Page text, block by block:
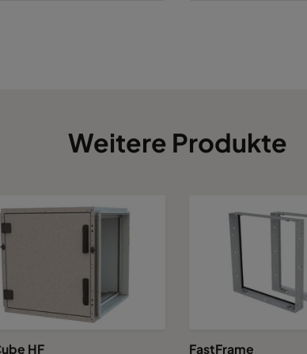
Weitere Produkte
HF FastFrame